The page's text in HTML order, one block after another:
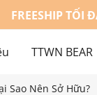
FREESHIP TỐI
TTWN BEAR
Sao Nên Sở Hữu?